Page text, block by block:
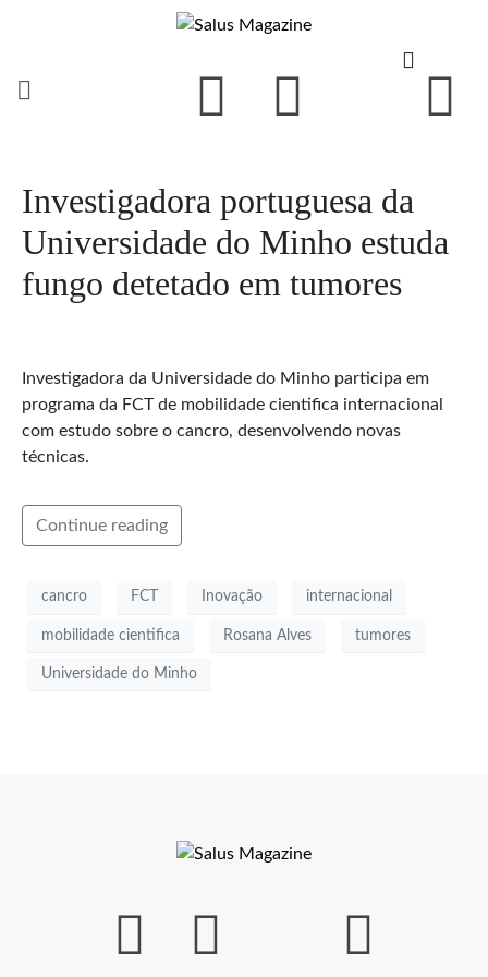
Investigadora portuguesa da
Universidade do Minho estuda
fungo detetado em tumores
Investigadora da Universidade do Minho participa em
programa da FCT de mobilidade cientifica internacional
com estudo sobre o cancro, desenvolvendo novas
técnicas.
Continue reading
cancro FCT Inovação internacional
mobilidade cientifica Rosana Alves tumores
Universidade do Minho